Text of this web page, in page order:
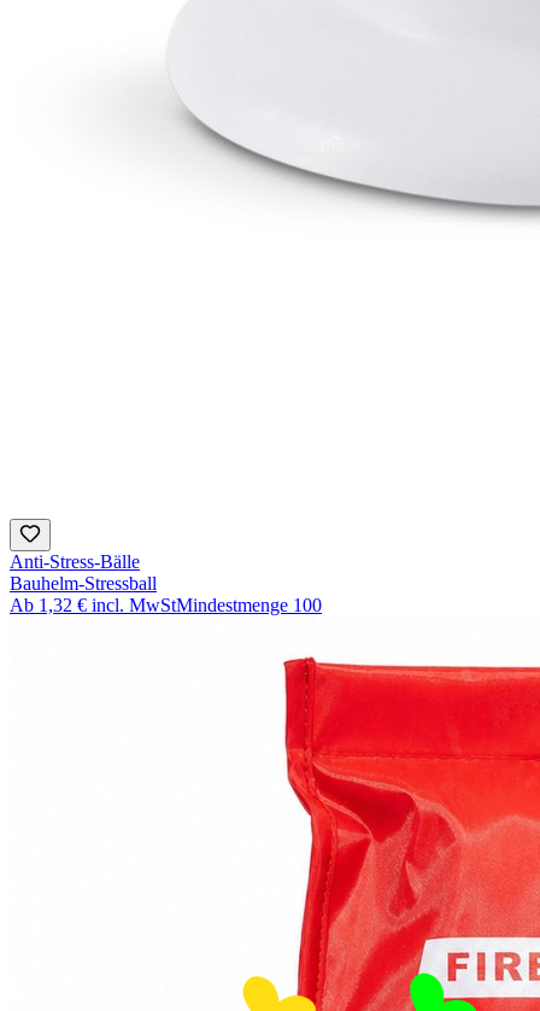
Anti-Stress-Bälle
Bauhelm-Stressball
Ab 1,32 € incl. MwStMindestmenge 100